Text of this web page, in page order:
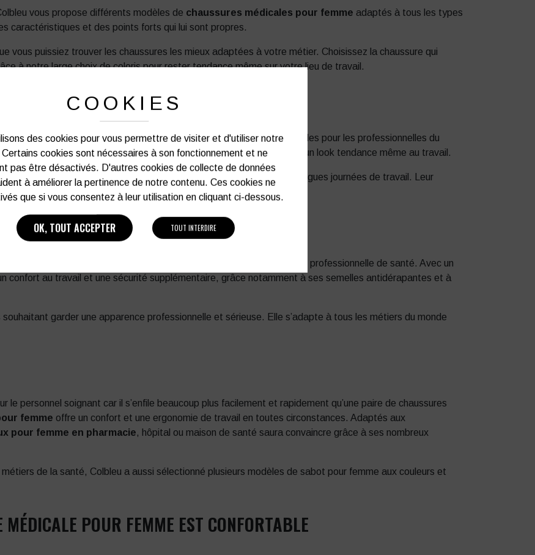
vous propose différents modèles de chaussures médicales pour femme adaptés à tous les types
caractéristiques et des points forts qui lui sont propres.
vous puissiez trouver les chaussures les mieux adaptées à votre métier. Choisissez la chaussure qui
à notre large choix de coloris pour rester tendance même sur votre lieu de travail.
retrouverez des baskets de travail confortables et ergonomiques, idéales pour les professionnelles du
qu’à des chaussures de travail, ces modèles vous assureront un look tendance même au travail.
agréables à porter et ne fatiguent pas les jambes, même après les longues journées de travail. Leur
égales pour un confort longue durée.
FEMME
est l’élément indispensable à la tenue d’une professionnelle de santé. Avec un
confort au travail et une sécurité supplémentaire, grâce notamment à ses semelles antidérapantes et à
garder une apparence professionnelle et sérieuse. Elle s’adapte à tous les métiers du monde
le personnel soignant car il s’enfile beaucoup plus facilement et rapidement qu’une paire de chaussures
femme offre un confort et une ergonomie de travail en toutes circonstances. Adaptés aux
pour femme en pharmacie, hôpital ou maison de santé saura convaincre grâce à ses nombreux
de la santé, Colbleu a aussi sélectionné plusieurs modèles de sabot pour femme aux couleurs et
POUR FEMME EST CONFORTABLE
COOKIES
des cookies pour vous permettre de visiter et d'utiliser notre
cookies sont nécessaires à son fonctionnement et ne
pas être désactivés. D'autres cookies de collecte de données
à améliorer la pertinence de notre contenu. Ces cookies ne
que si vous consentez à leur utilisation en cliquant ci-dessous.
OK, TOUT ACCEPTER TOUT INTERDIRE